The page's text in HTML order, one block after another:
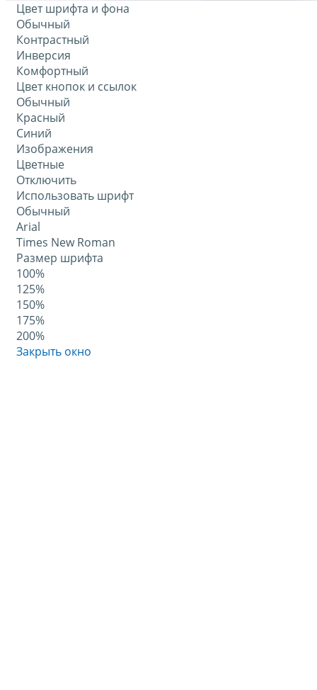
Цвет шрифта и фона
Обычный
Контрастный
Инверсия
Комфортный
Цвет кнопок и ссылок
Обычный
Красный
Синий
Изображения
Цветные
Отключить
Использовать шрифт
Обычный
Arial
Times New Roman
Размер шрифта
100%
125%
150%
175%
200%
Закрыть окно